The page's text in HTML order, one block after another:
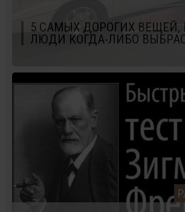
5 САМЫХ ДОРОГИХ ВЕЩЕЙ,
ЛЮДИ КОГДА-ЛИБО